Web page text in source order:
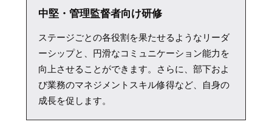
中堅・管理監督者向け研修
ステージごとの各役割を果たせるようなリーダ
ーシップと、円滑なコミュニケーション能力を
向上させることができます。さらに、部下およ
び業務のマネジメントスキル修得など、自身の
成長を促します。